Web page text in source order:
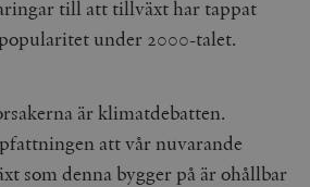
till att tillväxt har tappat
under 2000-talet.
är klimatdebatten.
att vår nuvarande
som denna bygger på är ohållbar